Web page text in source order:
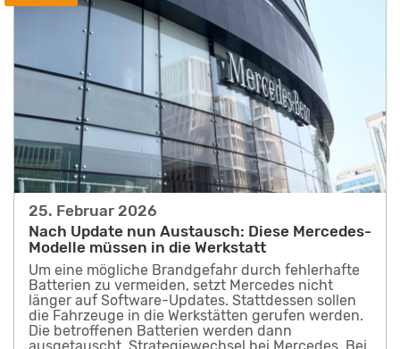
25. Februar 2026
Nach Update nun Austausch: Diese Mercedes-
Modelle müssen in die Werkstatt
Um eine mögliche Brandgefahr durch fehlerhafte
Batterien zu vermeiden, setzt Mercedes nicht
länger auf Software-Updates. Stattdessen sollen
die Fahrzeuge in die Werkstätten gerufen werden.
Die betroffenen Batterien werden dann